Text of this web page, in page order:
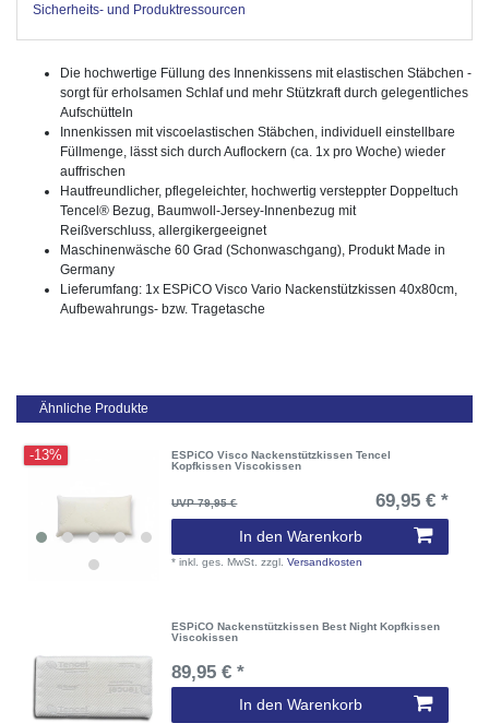
Sicherheits- und Produktressourcen
Die hochwertige Füllung des Innenkissens mit elastischen Stäbchen -
sorgt für erholsamen Schlaf und mehr Stützkraft durch gelegentliches
Aufschütteln
Innenkissen mit viscoelastischen Stäbchen, individuell einstellbare
Füllmenge, lässt sich durch Auflockern (ca. 1x pro Woche) wieder
auffrischen
Hautfreundlicher, pflegeleichter, hochwertig versteppter Doppeltuch
Tencel® Bezug, Baumwoll-Jersey-Innenbezug mit
Reißverschluss, allergikergeeignet
Maschinenwäsche 60 Grad (Schonwaschgang), Produkt Made in
Germany
Lieferumfang: 1x ESPiCO Visco Vario Nackenstützkissen 40x80cm,
Aufbewahrungs- bzw. Tragetasche
Ähnliche Produkte
-13%
ESPiCO Visco Nackenstützkissen Tencel
Kopfkissen Viscokissen
UVP 79,95 € 69,95 € *
In den Warenkorb
*inkl. ges. MwSt. zzgl.Versandkosten
ESPiCO Nackenstützkissen Best Night Kopfkissen
Viscokissen
89,95 € *
In den Warenkorb